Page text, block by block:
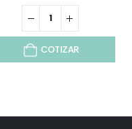
COTIZAR